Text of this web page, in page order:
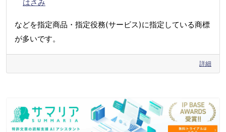
はさみ
などを指定商品・指定役務(サービス)に指定している商標
が多いです。
詳細